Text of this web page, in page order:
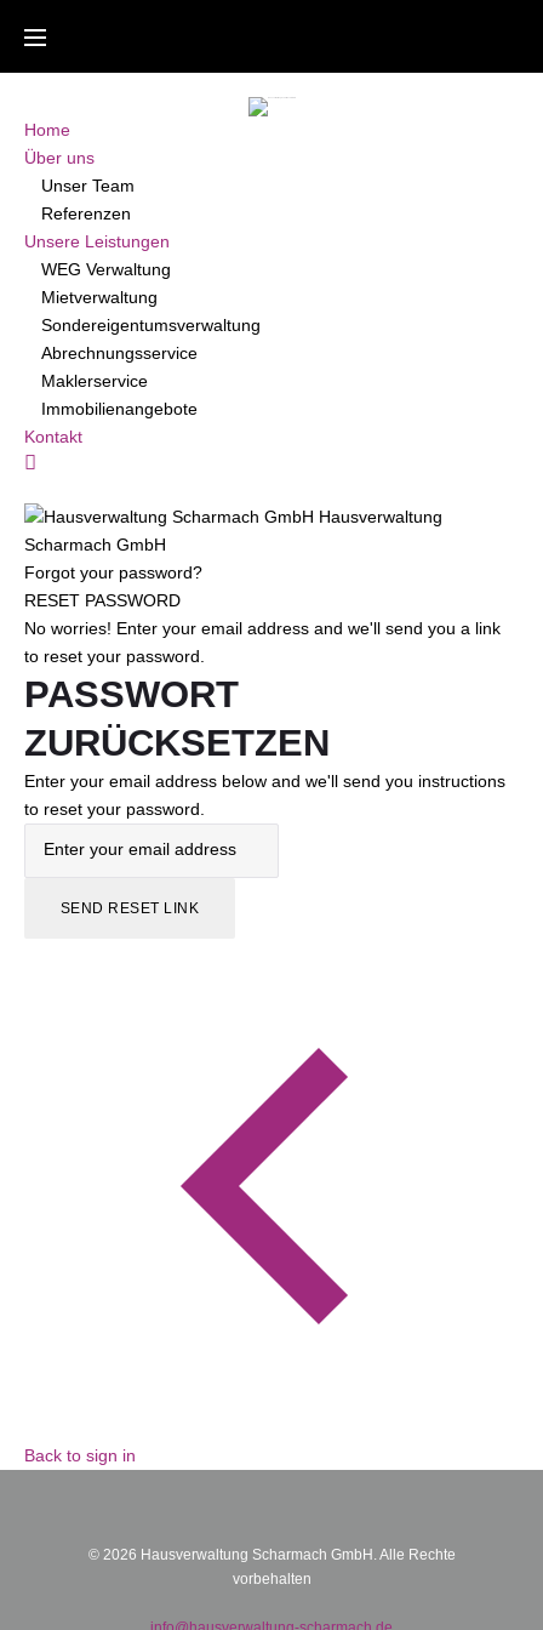
Home
Über uns
Unser Team
Referenzen
Unsere Leistungen
WEG Verwaltung
Mietverwaltung
Sondereigentumsverwaltung
Abrechnungsservice
Maklerservice
Immobilienangebote
Kontakt
Hausverwaltung
Scharmach GmbH
Forgot your password?
RESET PASSWORD
No worries! Enter your email address and we'll send you a link
to reset your password.
PASSWORT
ZURÜCKSETZEN
Enter your email address below and we'll send you instructions
to reset your password.
SEND RESET LINK
Back to sign in
© 2026 Hausverwaltung Scharmach GmbH. Alle Rechte
vorbehalten